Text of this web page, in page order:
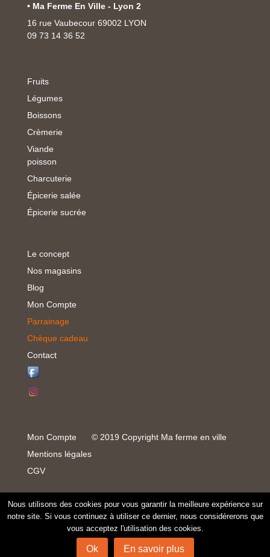
• Ma Ferme En Ville - Lyon 2
16 rue Vaubecour 69002 LYON
09 73 14 36 52
Fruits
Légumes
Boissons
Crèmerie
Viande
poisson
Charcuterie
Épicerie salée
Épicerie sucrée
Le concept
Nos magasins
Blog
Mon Compte
Parrainage
Chèque cadeau
Contact
Mon Compte
Mentions légales
CGV
© 2019 Copyright Ma ferme en ville
Nous utilisons des cookies pour vous garantir la meilleure expérience sur
notre site. Si vous continuez à utiliser ce dernier, nous considérerons que
vous acceptez l'utilisation des cookies.
Ok En savoir plus